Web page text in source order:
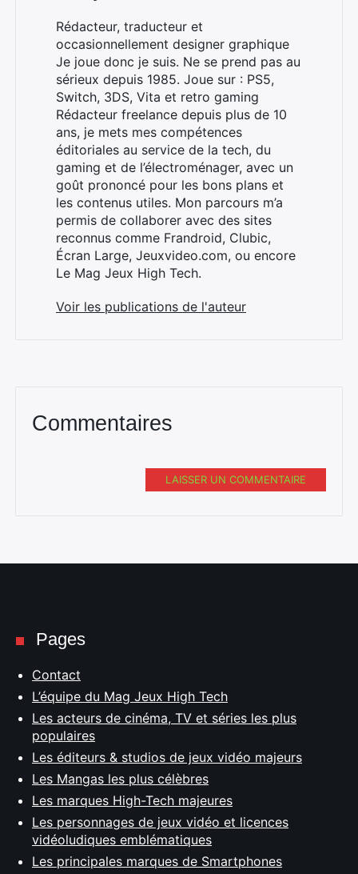
Rédacteur, traducteur et
occasionnellement designer graphique
Je joue donc je suis. Ne se prend pas au
sérieux depuis 1985. Joue sur : PS5,
Switch, 3DS, Vita et retro gaming
Rédacteur freelance depuis plus de 10
ans, je mets mes compétences
éditoriales au service de la tech, du
gaming et de l’électroménager, avec un
goût prononcé pour les bons plans et
les contenus utiles. Mon parcours m’a
permis de collaborer avec des sites
reconnus comme Frandroid, Clubic,
Écran Large, Jeuxvideo.com, ou encore
Le Mag Jeux High Tech.
Voir les publications de l'auteur
Commentaires
LAISSER UN COMMENTAIRE
Pages
Contact
L’équipe du Mag Jeux High Tech
Les acteurs de cinéma, TV et séries les plus
populaires
Les éditeurs & studios de jeux vidéo majeurs
Les Mangas les plus célèbres
Les marques High-Tech majeures
Les personnages de jeux vidéo et licences
vidéoludiques emblématiques
Les principales marques de Smartphones
Rechercher
: